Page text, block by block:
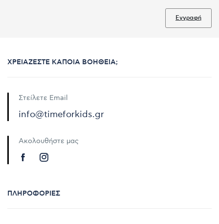
Εγγραφή
ΧΡΕΙΆΖΕΣΤΕ ΚΆΠΟΙΑ ΒΟΉΘΕΙΑ;
Στείλετε Email
info@timeforkids.gr
Ακολουθήστε μας
ΠΛΗΡΟΦΟΡΊΕΣ